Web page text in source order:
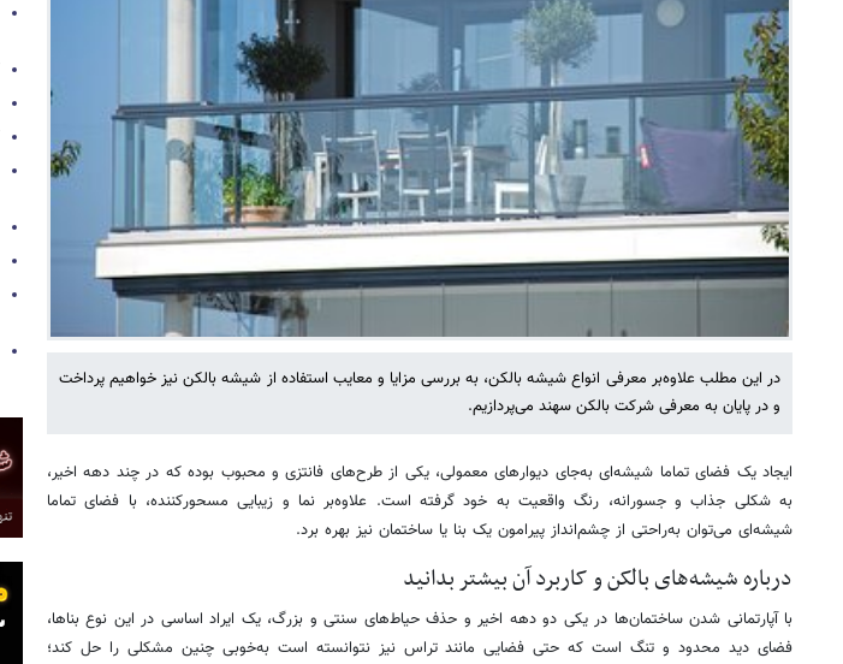
در این مطلب علاوه‌بر معرفی انواع شیشه بالکن، به بررسی مزایا و معایب استفاده از شیشه بالکن نیز خواهیم پرداخت
و در پایان به معرفی شرکت بالکن سهند می‌پردازیم.
ایجاد یک فضای تماما شیشه‌ای به‌جای دیوارهای معمولی، یکی از طرح‌های فانتزی و محبوب بوده که در چند دهه اخیر،
به شکلی جذاب و جسورانه، رنگ واقعیت به خود گرفته است. علاوه‌بر نما و زیبایی مسحورکننده، با فضای تماما
شیشه‌ای می‌توان به‌راحتی از چشم‌انداز پیرامون یک بنا یا ساختمان نیز بهره برد.
درباره شیشه‌های بالکن و کاربرد آن بیشتر بدانید
با آپارتمانی شدن ساختمان‌ها در یکی دو دهه اخیر و حذف حیاط‌های سنتی و بزرگ، یک ایراد اساسی در این نوع بناها،
فضای دید محدود و تنگ است که حتی فضایی مانند تراس نیز نتوانسته است به‌خوبی چنین مشکلی را حل کند؛